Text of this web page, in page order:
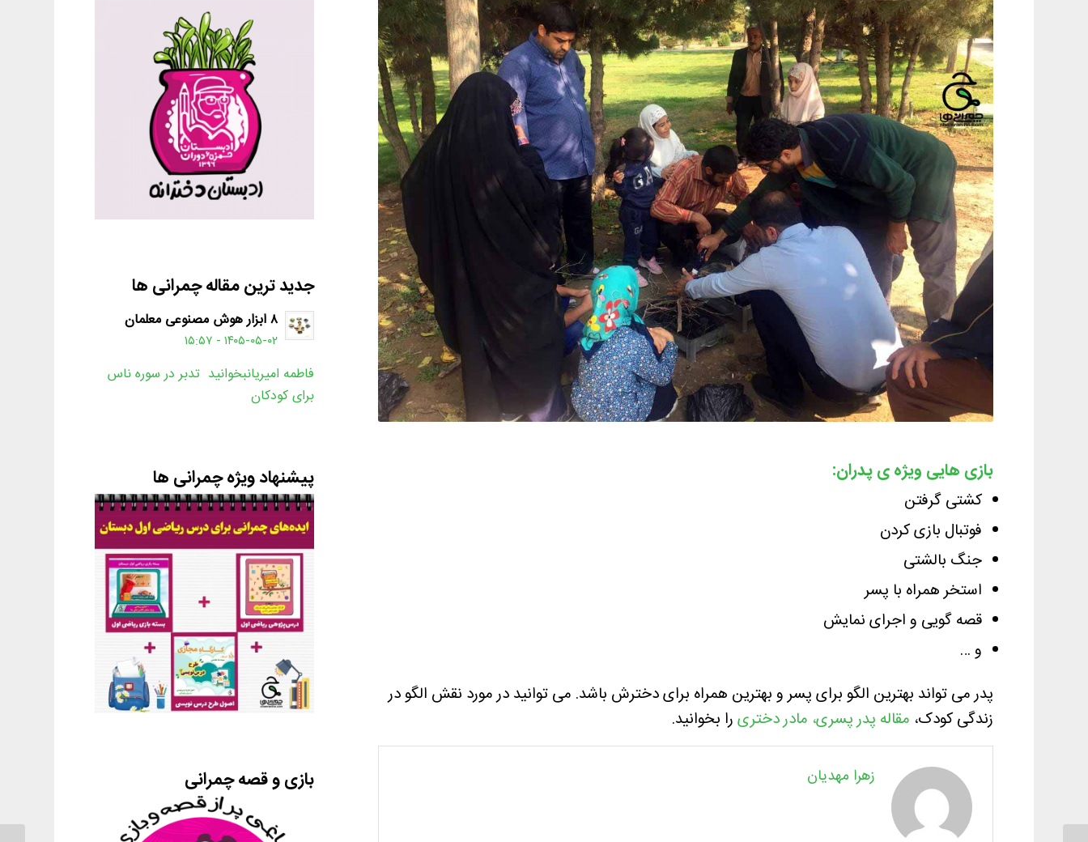
بازی هایی ویژه ی پدران:
کشتی گرفتن
فوتبال بازی کردن
جنگ بالشتی
استخر همراه با پسر
قصه گویی و اجرای نمایش
و …
پدر می تواند بهترین الگو برای پسر و بهترین همراه برای دخترش باشد. می توانید در مورد نقش الگو در
زندگی کودک، مقاله پدر پسری، مادر دختریرا بخوانید.
زهرا مهدیان
جدید ترین مقاله چمرانی ها
۸ ابزار هوش مصنوعی معلمان
۱۴۰۵-۰۵-۰۲ - ۱۵:۵۷
فاطمه امیریانبخوانید تدبر در سوره ناس
برای کودکان
پیشنهاد ویژه چمرانی ها
بازی و قصه چمرانی